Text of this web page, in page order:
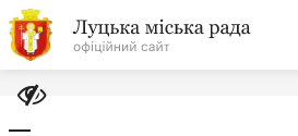
На
головну